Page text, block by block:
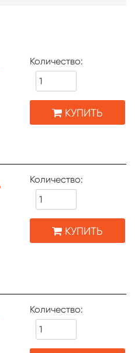
Количество:
КУПИТЬ
Количество:
КУПИТЬ
Количество: